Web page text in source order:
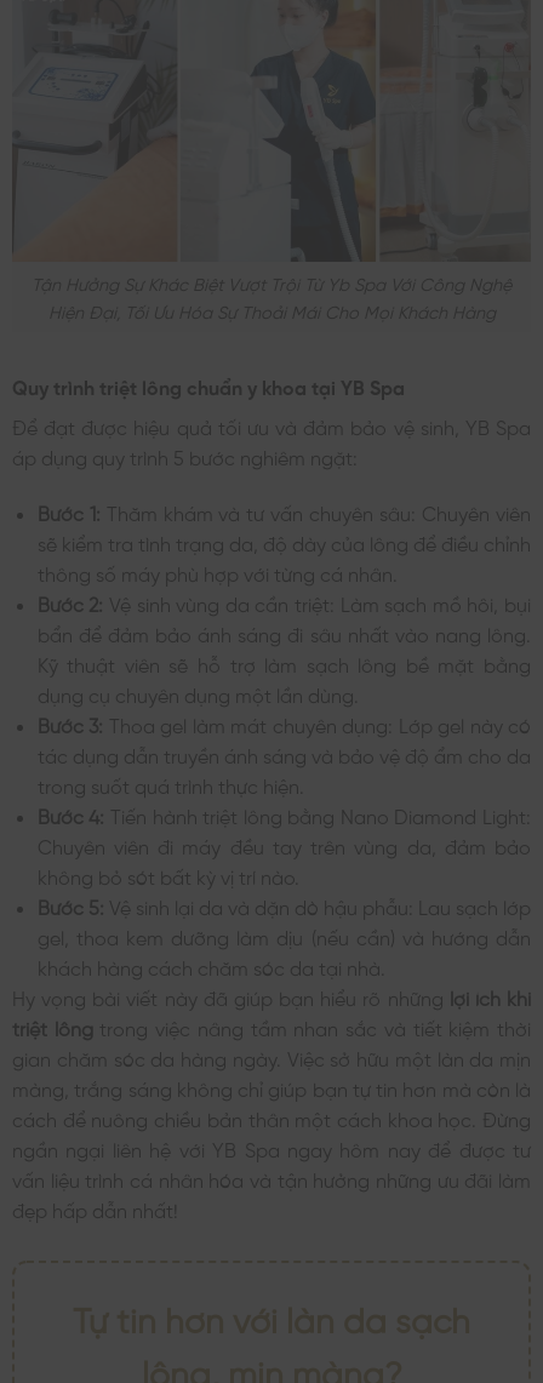
Tận Hưởng Sự Khác Biệt Vượt Trội Từ Yb Spa Với Công Nghệ
Hiện Đại, Tối Ưu Hóa Sự Thoải Mái Cho Mọi Khách Hàng
Quy trình triệt lông chuẩn y khoa tại YB Spa
Để đạt được hiệu quả tối ưu và đảm bảo vệ sinh, YB Spa
áp dụng quy trình 5 bước nghiêm ngặt:
Bước 1: Thăm khám và tư vấn chuyên sâu: Chuyên viên
sẽ kiểm tra tình trạng da, độ dày của lông để điều chỉnh
thông số máy phù hợp với từng cá nhân.
Bước 2: Vệ sinh vùng da cần triệt: Làm sạch mồ hôi, bụi
bẩn để đảm bảo ánh sáng đi sâu nhất vào nang lông.
Kỹ thuật viên sẽ hỗ trợ làm sạch lông bề mặt bằng
dụng cụ chuyên dụng một lần dùng.
Bước 3: Thoa gel làm mát chuyên dụng: Lớp gel này có
tác dụng dẫn truyền ánh sáng và bảo vệ độ ẩm cho da
trong suốt quá trình thực hiện.
Bước 4: Tiến hành triệt lông bằng Nano Diamond Light:
Chuyên viên đi máy đều tay trên vùng da, đảm bảo
không bỏ sót bất kỳ vị trí nào.
Bước 5: Vệ sinh lại da và dặn dò hậu phẫu: Lau sạch lớp
gel, thoa kem dưỡng làm dịu (nếu cần) và hướng dẫn
khách hàng cách chăm sóc da tại nhà.
Hy vọng bài viết này đã giúp bạn hiểu rõ những
lợi ích khi
triệt lông trong việc nâng tầm nhan sắc và tiết kiệm thời
gian chăm sóc da hàng ngày. Việc sở hữu một làn da mịn
màng, trắng sáng không chỉ giúp bạn tự tin hơn mà còn là
cách để nuông chiều bản thân một cách khoa học. Đừng
ngần ngại liên hệ với YB Spa ngay hôm nay để được tư
vấn liệu trình cá nhân hóa và tận hưởng những ưu đãi làm
đẹp hấp dẫn nhất!